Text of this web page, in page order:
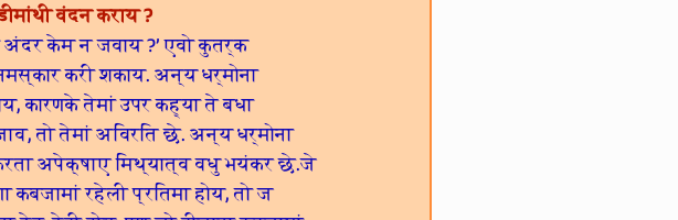
वंदन कराय ?
केम न जवाय ?’ एवो कुतर्क
करी शकाय. अन्य धर्मोना
कारणके तेमां उपर कह्या ते बधा
तो तेमां अविरति छे. अन्य धर्मोना
अपेक्षाए मिथ्यात्व वधु भयंकर छे.जे
रहेली प्रतिमा होय, तो ज